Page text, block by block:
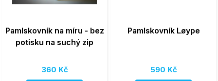
Pamlskovník na míru - bez
potisku na suchý zip
360 Kč
Pamlskovník Løype
590 Kč